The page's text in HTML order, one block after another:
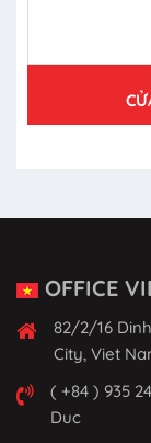
OFFICE
82/2/16
City, Viet
( +84 ) 935
Duc